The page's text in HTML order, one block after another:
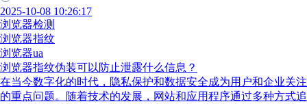
2025-10-08 10:26:17
浏览器检测
浏览器指纹
浏览器ua
浏览器指纹伪装可以防止泄露什么信息？
在当今数字化的时代，隐私保护和数据安全成为用户和企业关注
的重点问题。随着技术的发展，网站和应用程序通过多种方式追